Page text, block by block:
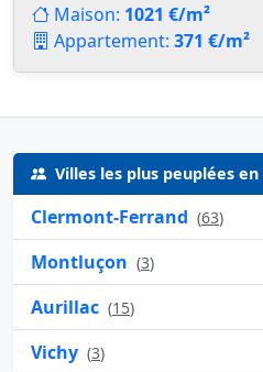
Maison: 1021 €/m²
Appartement: 371 €/m²
Villes les plus peuplées
Clermont-Ferrand (63)
Montluçon (3)
Aurillac (15)
Vichy (3)